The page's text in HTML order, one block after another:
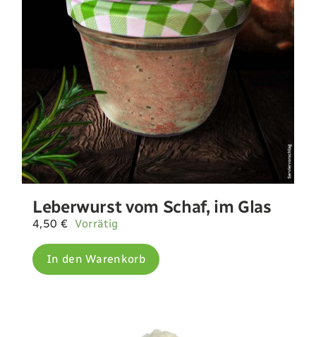
Leberwurst vom Schaf, im Glas
4,50 € Vorrätig
In den Warenkorb